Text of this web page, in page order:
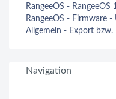
RangeeOS - RangeeOS
RangeeOS - Firmware
Allgemein - Export
Navigation